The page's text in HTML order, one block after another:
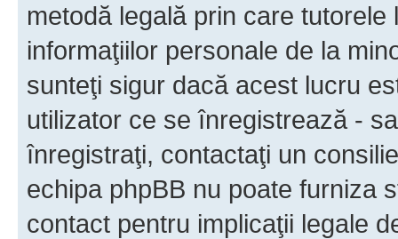
metodă legală prin care
informaţiilor personale de la
sunteţi sigur dacă acest lucru
utilizator ce se înregistrează -
înregistraţi, contactaţi un
echipa phpBB nu poate furniza
contact pentru implicaţii legale